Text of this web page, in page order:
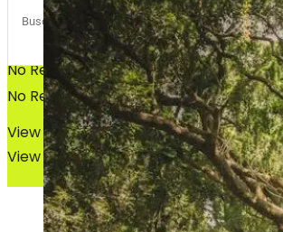
No Result
View All Result
No Result
View All Result